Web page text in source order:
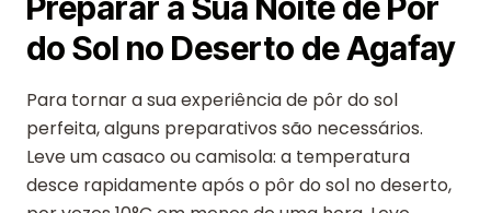
do Sol no Deserto de Agafay
Para tornar a sua experiência de pôr do sol
perfeita, alguns preparativos são necessários.
Leve um casaco ou camisola: a temperatura
desce rapidamente após o pôr do sol no deserto,